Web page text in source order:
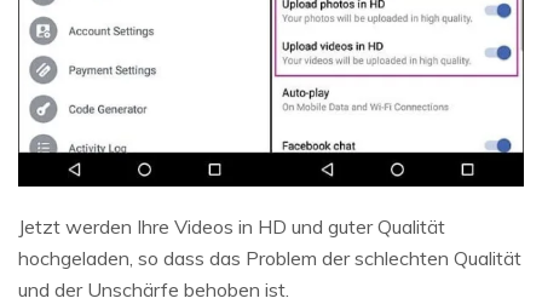
Jetzt werden Ihre Videos in HD und guter Qualität
hochgeladen, so dass das Problem der schlechten Qualität
und der Unschärfe behoben ist.